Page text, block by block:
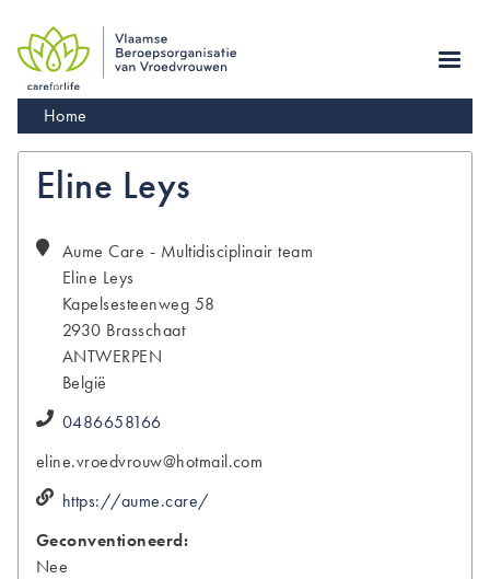
main
navigation
Kruimelpad
Home
Eline Leys
Aume Care - Multidisciplinair team
Eline Leys
Kapelsesteenweg 58
2930 Brasschaat
ANTWERPEN
België
0486658166
eline.vroedvrouw@hotmail.com
https://aume.care/
Geconventioneerd:
Nee